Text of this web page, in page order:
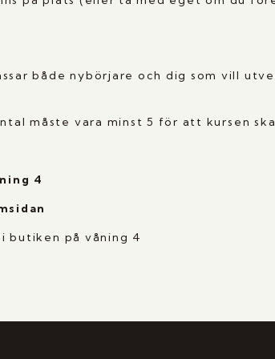
både nybörjare och dig som vill
måste vara minst 5 för att kursen
4
butiken på våning 4